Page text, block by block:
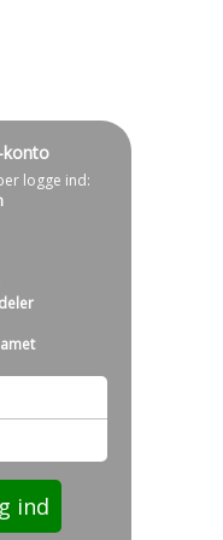
konto
logge ind: